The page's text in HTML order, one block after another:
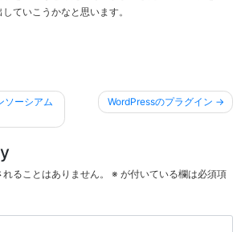
ていこうかなと思います。
ソーシアム
WordPressのプラグイン
ることはありません。 ※ が付いている欄は必須項